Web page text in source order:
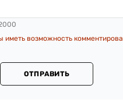
иметь возможность
ОТПРАВИТЬ